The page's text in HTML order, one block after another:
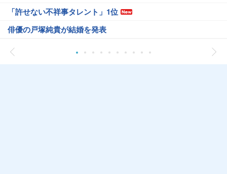
「許せない不祥事タレント」1位
俳優の戸塚純貴が結婚を発表